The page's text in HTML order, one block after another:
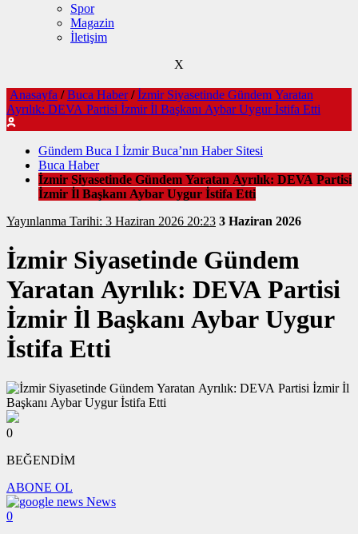
Spor
Magazin
İletişim
X
Anasayfa / Buca Haber / İzmir Siyasetinde Gündem Yaratan
Ayrılık: DEVA Partisi İzmir İl Başkanı Aybar Uygur İstifa Etti
Gündem Buca I İzmir Buca’nın Haber Sitesi
Buca Haber
İzmir Siyasetinde Gündem Yaratan Ayrılık: DEVA Partisi
İzmir İl Başkanı Aybar Uygur İstifa Etti
Yayınlanma Tarihi: 3 Haziran 2026 20:23 3 Haziran 2026
İzmir Siyasetinde Gündem
Yaratan Ayrılık: DEVA Partisi
İzmir İl Başkanı Aybar Uygur
İstifa Etti
0
BEĞENDİM
ABONE OL
News
0